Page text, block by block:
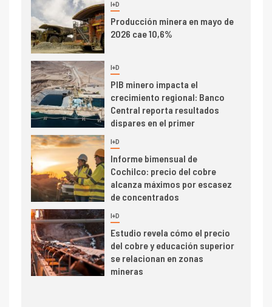
Informe bimensual de
Cochilco: precio del cobre
alcanza máximos por escasez
5 I+D
Estudio revela cómo el precio
del cobre y educación superior
se relacionan en zonas
mineras
6 I+D
BHP proyecta producción de
cobre cercana a 2 millones de
toneladas tras récord en
Escondida
7 I+D
Codelco reporta Ebitda de US$
6.670 millones y mejora sus
indicadores financieros